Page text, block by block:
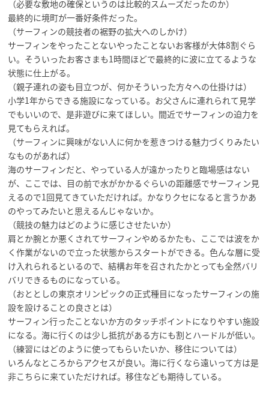
（必要な敷地の確保というのは比較的スムーズだったのか）
最終的に境町が一番好条件だった。
（サーフィンの競技者の裾野の拡大へのしかけ）
サーフィンをやったことないやったことないお客様が大体8割ぐら
い。そういったお客さまも1時間ほどで最終的に波に立てるような
状態に仕上がる。
（親子連れの姿も目立つが、何かそういった方々への仕掛けは）
小学1年からできる施設になっている。お父さんに連れられて見学
でもいいので、是非遊びに来てほしい。間近でサーフィンの迫力を
見てもらえれば。
（サーフィンに興味がない人に何かを惹きつける魅力づくりみたい
なものがあれば）
海のサーフィンだと、やっている人が遠かったりと臨場感はない
が、ここでは、目の前で水がかかるぐらいの距離感でサーフィン見
えるので1回見てきていただければ。かなりクセになると言うかあ
のやってみたいと思えるんじゃないか。
（競技の魅力はどのように感じさせたいか）
肩とか腕とか悪くされてサーフィンやめるかたも、ここでは波をか
く作業がないので立った状態からスタートができる。色んな層に受
け入れられるといるので、結構お年を召されたかとっても全然バリ
バリできるものになっている。
（おととしの東京オリンピックの正式種目になったサーフィンの施
設を設けることの良さとは）
サーフィン行ったことないか方のタッチポイントになりやすい施設
になる。海に行くのは少し抵抗がある方にも割とハードルが低い。
（練習にはどのように使ってもらいたいか、移住については）
いろんなところからアクセスが良い。海に行くなら遠いって方は是
非こちらに来ていただければ。移住なども期待している。